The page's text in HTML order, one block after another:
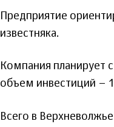
Предприятие
известняка.
Компания планирует
объем инвестиций –
Всего в